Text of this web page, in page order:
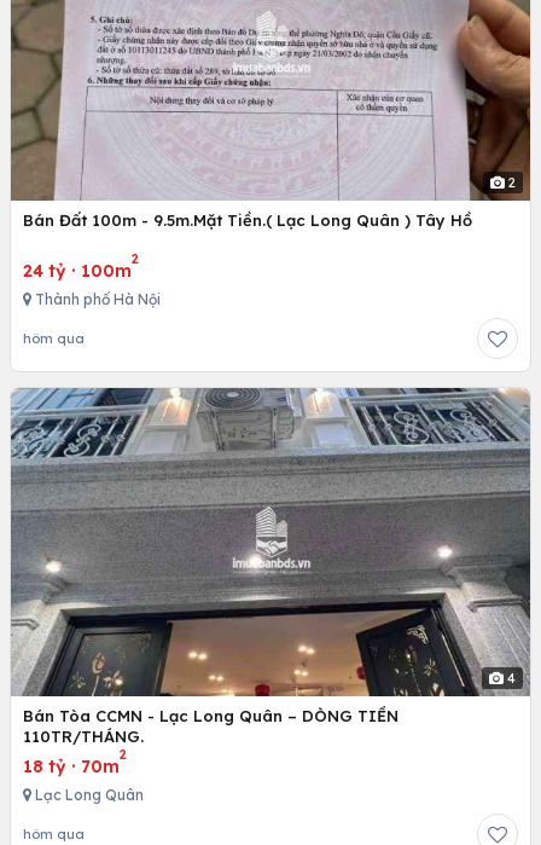
2
Bán Đất 100m - 9.5m.Mặt Tiền.( Lạc Long Quân ) Tây Hồ
24 tỷ · 100m
2
Thành phố Hà Nội
hôm qua
4
Bán Tòa CCMN - Lạc Long Quân – DÒNG TIỀN
110TR/THÁNG.
18 tỷ · 70m
2
Lạc Long Quân
hôm qua